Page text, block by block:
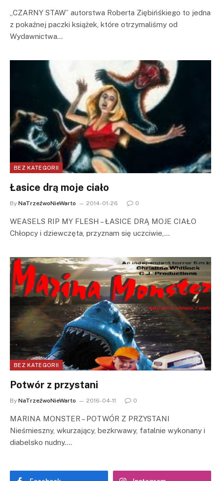
„CZARNY STAW” autorstwa Roberta Ziębińśkiego to jedna
z pokaźnej paczki książek, które otrzymaliśmy od
Wydawnictwa…
BEZ KATEGORII
Łasice drą moje ciało
By NaTrzeźwoNieWarto 2014-01-26 0
WEASELS RIP MY FLESH – ŁASICE DRĄ MOJE CIAŁO
Chłopcy i dziewczęta, przyznam się uczciwie,…
BEZ KATEGORII
Potwór z przystani
By NaTrzeźwoNieWarto 2016-04-11 0
MARINA MONSTER – POTWÓR Z PRZYSTANI
Nieśmieszny, wkurzający, bezkrwawy, fatalnie wykonany i
diabelsko nudny.…